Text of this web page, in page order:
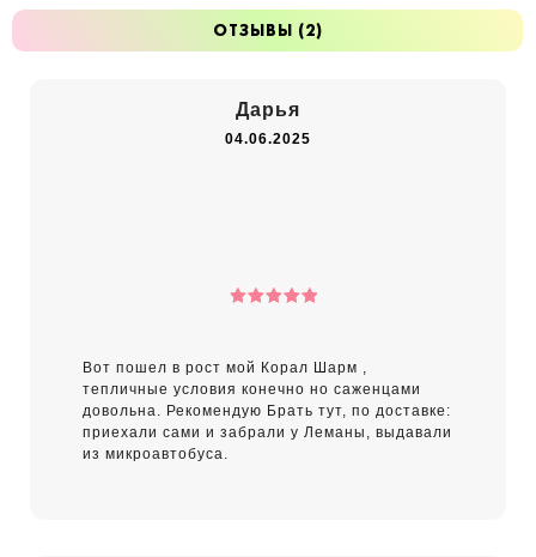
ОТЗЫВЫ (2)
04.06.2025
Дарья
Вот пошел в рост мой Корал Шарм ,
тепличные условия конечно но саженцами
довольна. Рекомендую Брать тут, по доставке:
приехали сами и забрали у Леманы, выдавали
из микроавтобуса.